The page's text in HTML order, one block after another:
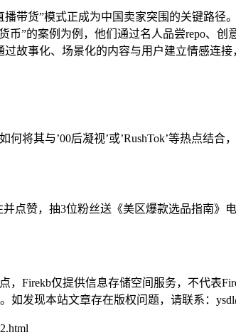
带货”模式正成为中国卖家突围的关键路
币”的案例为例，他们通过名人品尝repo、
故事化、场景化的内容与用户建立情感连
将其与’00后凝视’或’RushTok’等热点结合
点赞，抽3位粉丝送《美区爆款选品指南》电
，Firekb仅提供信息存储空间服务，不代表
如发现本站文章存在版权问题，请联系：